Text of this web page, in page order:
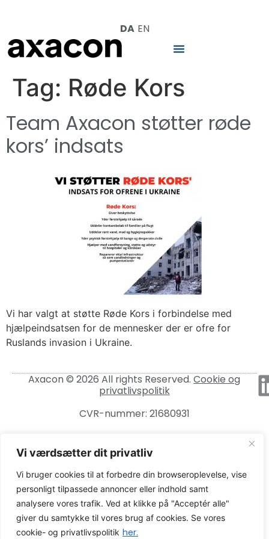
Vi værdsætter dit privatliv
Vi bruger cookies til at forbedre din browseroplevelse, vise
personligt tilpassede annoncer eller indhold samt
analysere vores trafik. Ved at klikke på "Acceptér alle"
giver du samtykke til vores brug af cookies. Se vores
cookie- og privatlivspolitik her.
DA EN
Tag: Røde Kors
Team Axacon støtter røde
kors’ indsats
Vi har valgt at støtte Røde Kors i forbindelse med
hjælpeindsatsen for de mennesker der er ofre for
Ruslands invasion i Ukraine.
Axacon © 2026 All rights Reserved.Cookie og
privatlivspolitik
CVR-nummer: 21680931